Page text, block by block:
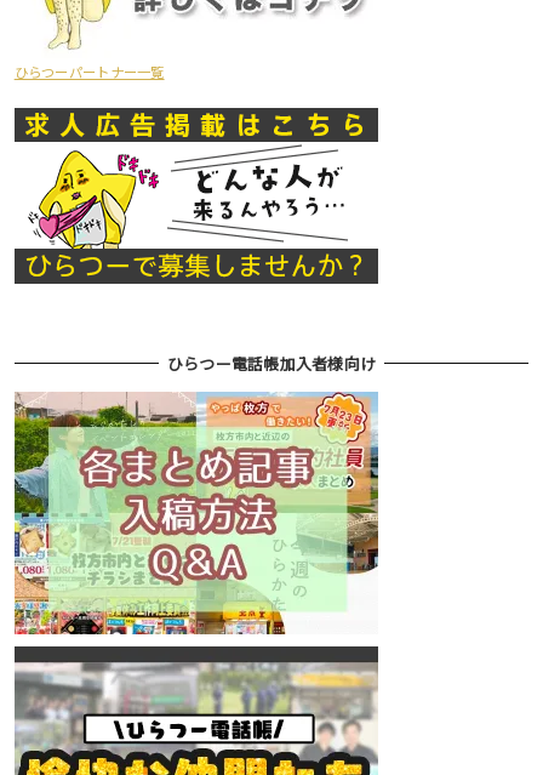
ひらつーパートナー一覧
ひらつー電話帳加入者様向け